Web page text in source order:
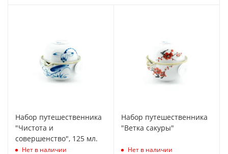
Набор путешественника
"Чистота и
совершенство", 125 мл.
Нет в наличии
Набор путешественника
"Ветка сакуры"
Нет в наличии